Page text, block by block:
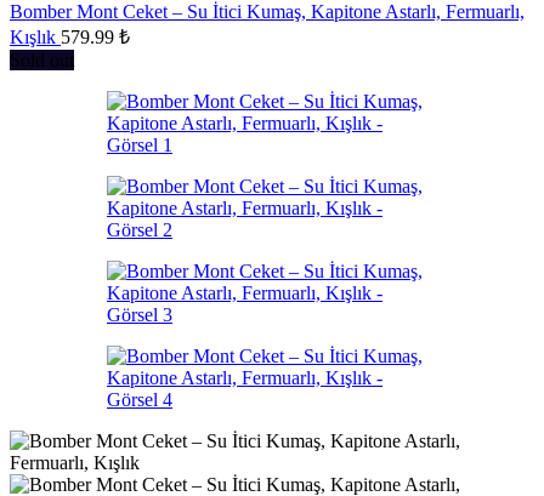
Bomber Mont Ceket – Su İtici Kumaş, Kapitone Astarlı, Fermuarlı,
Kışlık 579.99 ₺
Sold out